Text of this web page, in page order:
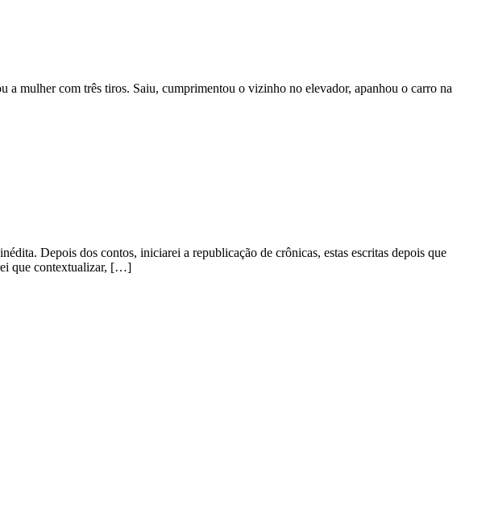
a mulher com três tiros. Saiu, cumprimentou o vizinho no elevador, apanhou o carro na
Depois dos contos, iniciarei a republicação de crônicas, estas escritas depois que
que contextualizar, […]